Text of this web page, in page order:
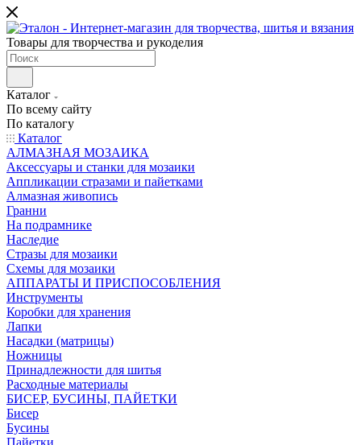
Товары для творчества и рукоделия
Каталог
По всему сайту
По каталогу
Каталог
АЛМАЗНАЯ МОЗАИКА
Аксессуары и станки для мозаики
Аппликации стразами и пайетками
Алмазная живопись
Гранни
На подрамнике
Наследие
Стразы для мозаики
Схемы для мозаики
АППАРАТЫ И ПРИСПОСОБЛЕНИЯ
Инструменты
Коробки для хранения
Лапки
Насадки (матрицы)
Ножницы
Принадлежности для шитья
Расходные материалы
БИСЕР, БУСИНЫ, ПАЙЕТКИ
Бисер
Бусины
Пайетки